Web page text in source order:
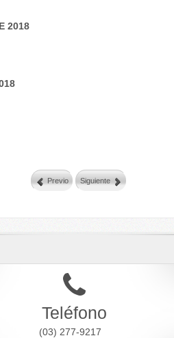
2018
Previo Siguiente
Teléfono
(03) 277-9217